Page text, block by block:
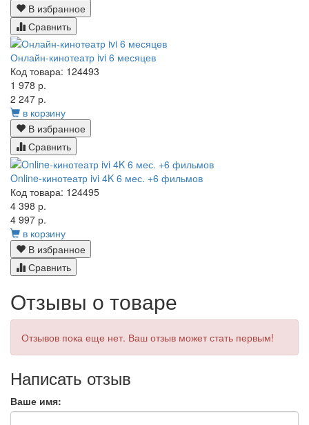
В избранное
Сравнить
Онлайн-кинотеатр ivi 6 месяцев
Код товара: 124493
1 978 р.
2 247 р.
в корзину
В избранное
Сравнить
Online-кинотеатр ivi 4K 6 мес. +6 фильмов
Код товара: 124495
4 398 р.
4 997 р.
в корзину
В избранное
Сравнить
Отзывы о товаре
Отзывов пока еще нет. Ваш отзыв может стать первым!
Написать отзыв
Ваше имя: